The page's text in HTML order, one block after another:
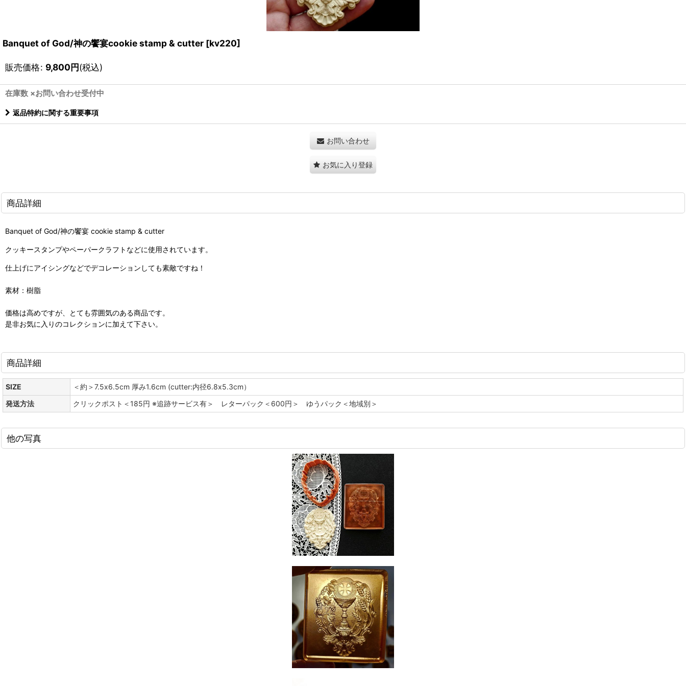
Banquet of God/神の饗宴cookie stamp & cutter [kv220]
販売価格: 9,800円(税込)
在庫数 ×お問い合わせ受付中
返品特約に関する重要事項
お問い合わせ
お気に入り登録
商品詳細
Banquet of God/神の饗宴 cookie stamp & cutter
クッキースタンプやペーパークラフトなどに使用されています。
仕上げにアイシングなどでデコレーションしても素敵ですね！
素材：樹脂
価格は高めですが、とても雰囲気のある商品です。
是非お気に入りのコレクションに加えて下さい。
商品詳細
SIZE
＜約＞7.5x6.5cm 厚み1.6cm (cutter:内径6.8x5.3cm）
発送方法
クリックポスト＜185円 ※追跡サービス有＞ レターパック＜600円＞ ゆうパック＜地域別＞
他の写真